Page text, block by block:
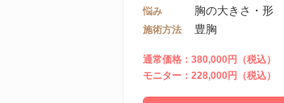
悩み 胸の大きさ・形
施術方法 豊胸
通常価格：380,000円（税込）
モニター：228,000円（税込）